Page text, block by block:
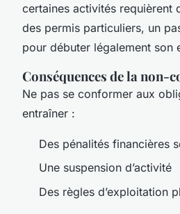
certaines activités requièrent
des permis particuliers, un
pour débuter légalement son
Conséquences de la non-
Ne pas se conformer aux
entraîner :
Des pénalités financières
Une suspension d’activité
Des règles d’exploitation